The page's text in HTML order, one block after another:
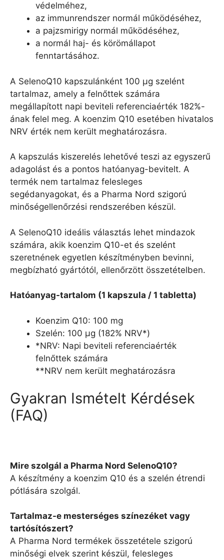
védelméhez,
az immunrendszer normál működéséhez,
a pajzsmirigy normál működéséhez,
a normál haj- és körömállapot
fenntartásához.
A SelenoQ10 kapszulánként 100 µg szelént
tartalmaz, amely a felnőttek számára
megállapított napi beviteli referenciaérték 182%-
ának felel meg. A koenzim Q10 esetében hivatalos
NRV érték nem került meghatározásra.
A kapszulás kiszerelés lehetővé teszi az egyszerű
adagolást és a pontos hatóanyag-bevitelt. A
termék nem tartalmaz felesleges
segédanyagokat, és a Pharma Nord szigorú
minőségellenőrzési rendszerében készül.
A SelenoQ10 ideális választás lehet mindazok
számára, akik koenzim Q10-et és szelént
szeretnének egyetlen készítményben bevinni,
megbízható gyártótól, ellenőrzött összetételben.
Hatóanyag-tartalom (1 kapszula / 1 tabletta)
Koenzim Q10: 100 mg
Szelén: 100 µg (182% NRV*)
*NRV: Napi beviteli referenciaérték
felnőttek számára
**NRV nem került meghatározásra
Gyakran Ismételt Kérdések
(FAQ)
Mire szolgál a Pharma Nord SelenoQ10?
A készítmény a koenzim Q10 és a szelén étrendi
pótlására szolgál.
Tartalmaz-e mesterséges színezéket vagy
tartósítószert?
A Pharma Nord termékek összetétele szigorú
minőségi elvek szerint készül, felesleges